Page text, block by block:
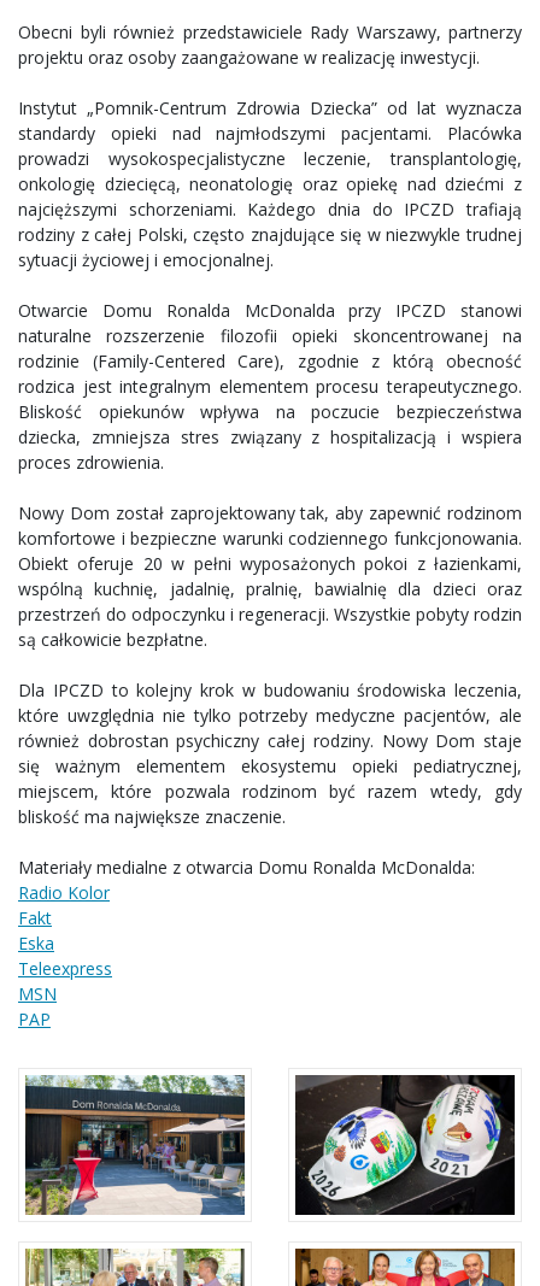
Obecni byli również przedstawiciele Rady Warszawy, partnerzy
projektu oraz osoby zaangażowane w realizację inwestycji.
Instytut „Pomnik-Centrum Zdrowia Dziecka” od lat wyznacza
standardy opieki nad najmłodszymi pacjentami. Placówka
prowadzi wysokospecjalistyczne leczenie, transplantologię,
onkologię dziecięcą, neonatologię oraz opiekę nad dziećmi z
najcięższymi schorzeniami. Każdego dnia do IPCZD trafiają
rodziny z całej Polski, często znajdujące się w niezwykle trudnej
sytuacji życiowej i emocjonalnej.
Otwarcie Domu Ronalda McDonalda przy IPCZD stanowi
naturalne rozszerzenie filozofii opieki skoncentrowanej na
rodzinie (Family-Centered Care), zgodnie z którą obecność
rodzica jest integralnym elementem procesu terapeutycznego.
Bliskość opiekunów wpływa na poczucie bezpieczeństwa
dziecka, zmniejsza stres związany z hospitalizacją i wspiera
proces zdrowienia.
Nowy Dom został zaprojektowany tak, aby zapewnić rodzinom
komfortowe i bezpieczne warunki codziennego funkcjonowania.
Obiekt oferuje 20 w pełni wyposażonych pokoi z łazienkami,
wspólną kuchnię, jadalnię, pralnię, bawialnię dla dzieci oraz
przestrzeń do odpoczynku i regeneracji. Wszystkie pobyty rodzin
są całkowicie bezpłatne.
Dla IPCZD to kolejny krok w budowaniu środowiska leczenia,
które uwzględnia nie tylko potrzeby medyczne pacjentów, ale
również dobrostan psychiczny całej rodziny. Nowy Dom staje
się ważnym elementem ekosystemu opieki pediatrycznej,
miejscem, które pozwala rodzinom być razem wtedy, gdy
bliskość ma największe znaczenie.
Materiały medialne z otwarcia Domu Ronalda McDonalda:
Radio Kolor
Fakt
Eska
Teleexpress
MSN
PAP